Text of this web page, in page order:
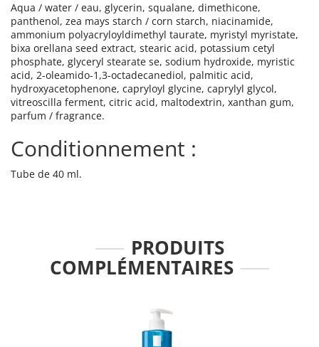
Aqua / water / eau, glycerin, squalane, dimethicone,
panthenol, zea mays starch / corn starch, niacinamide,
ammonium polyacryloyldimethyl taurate, myristyl myristate,
bixa orellana seed extract, stearic acid, potassium cetyl
phosphate, glyceryl stearate se, sodium hydroxide, myristic
acid, 2-oleamido-1,3-octadecanediol, palmitic acid,
hydroxyacetophenone, capryloyl glycine, caprylyl glycol,
vitreoscilla ferment, citric acid, maltodextrin, xanthan gum,
parfum / fragrance.
Conditionnement :
Tube de 40 ml.
PRODUITS
COMPLÉMENTAIRES